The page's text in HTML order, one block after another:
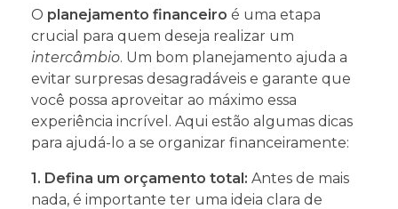
O planejamento financeiro é uma etapa
crucial para quem deseja realizar um
intercâmbio. Um bom planejamento ajuda a
evitar surpresas desagradáveis e garante que
você possa aproveitar ao máximo essa
experiência incrível. Aqui estão algumas dicas
para ajudá-lo a se organizar financeiramente:
1. Defina um orçamento total: Antes de mais
nada, é importante ter uma ideia clara de